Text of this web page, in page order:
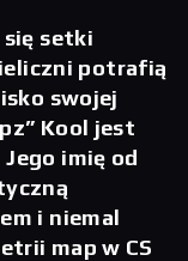
się setki
potrafią
swojej
Kool jest
imię od
i niemal
map w CS